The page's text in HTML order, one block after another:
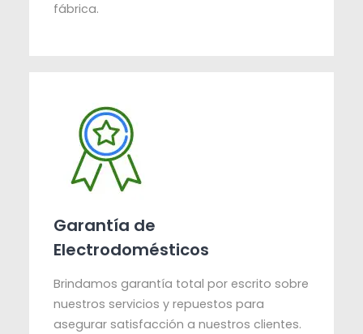
fábrica.
Garantía de
Electrodomésticos
Brindamos garantía total por escrito sobre
nuestros servicios y repuestos para
asegurar satisfacción a nuestros clientes.